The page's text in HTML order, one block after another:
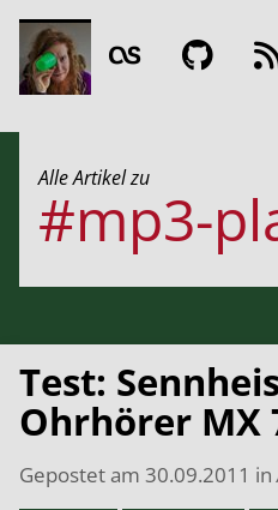
Alle Artikel zu
#mp3-
Test:
Ohrhörer MX
Gepostet am 30.09.2011 in